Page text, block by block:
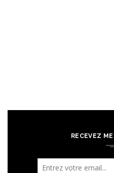
RECEVEZ